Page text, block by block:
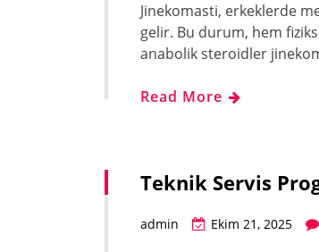
Jinekomasti, erkeklerde
gelir. Bu durum, hem
anabolik steroidler
Read More
Teknik Servis
admin Ekim 21, 2025